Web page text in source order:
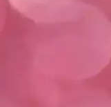
dönme süreci kişiye
özellikleriyle en uygun